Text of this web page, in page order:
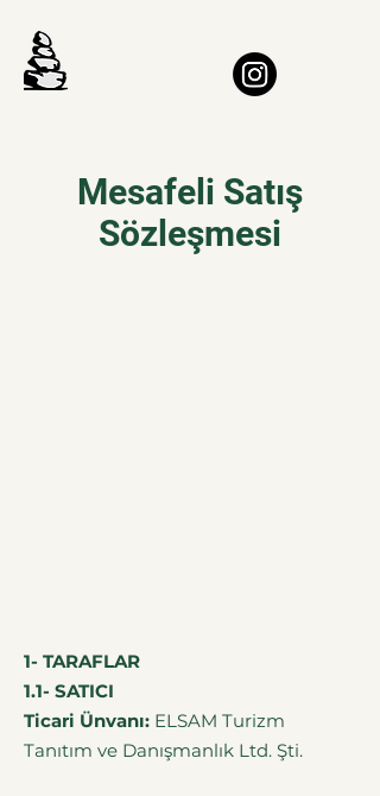
Mesafeli Satış
Sözleşmesi
1- TARAFLAR
1.1- SATICI
Ticari Ünvanı: ELSAM Turizm
Tanıtım ve Danışmanlık Ltd. Şti.